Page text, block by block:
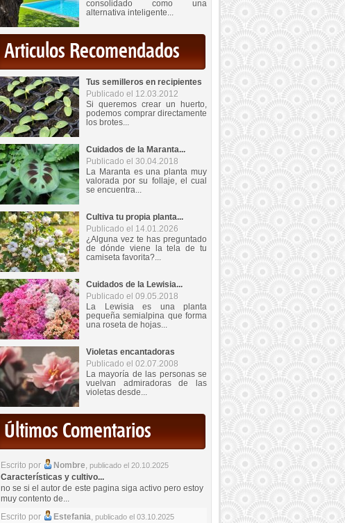
consolidado como una
alternativa inteligente...
Articulos Recomendados
Tus semilleros en recipientes
Publicado el 12.03.2012
Si queremos crear un huerto,
podemos comprar directamente
los brotes...
Cuidados de la Maranta...
Publicado el 30.04.2018
La Maranta es una planta muy
valorada por su follaje, el cual
se encuentra...
Cultiva tu propia planta...
Publicado el 14.01.2026
¿Alguna vez te has preguntado
de dónde viene la tela de tu
camiseta favorita?...
Cuidados de la Lewisia...
Publicado el 09.05.2018
La Lewisia es una planta
pequeña semialpina que forma
una roseta de hojas...
Violetas encantadoras
Publicado el 02.07.2008
La mayoría de las personas se
vuelvan admiradoras de las
violetas desde...
Últimos Comentarios
Escrito por Nombre, publicado el 20.10.2025
Características y cultivo...
no se si el autor de este pagina siga activo pero estoy
muy contento de...
Escrito por
Estefania, publicado el 03.10.2025